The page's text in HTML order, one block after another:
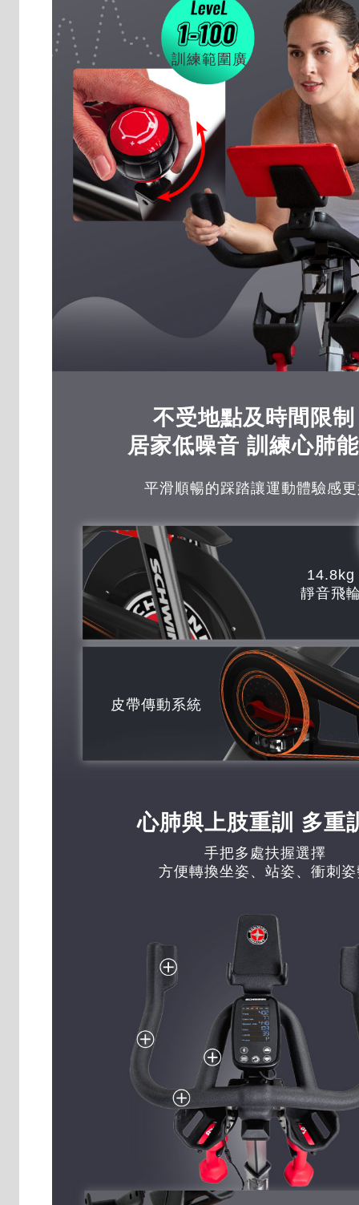
訓練範圍廣
不受地點及時間限制
居家低噪音 訓練心肺
平滑順暢的踩踏讓運動體驗感
14.8kg
靜音飛
皮帶傳動系統
心肺與上肢重訓 多重
手把多處扶握選擇
方便轉換坐姿、站姿、衝刺